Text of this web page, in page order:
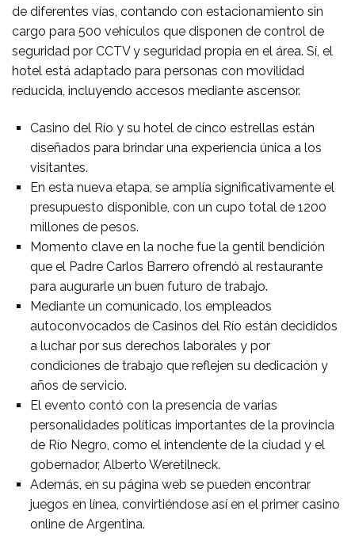
de diferentes vías, contando con estacionamiento sin
cargo para 500 vehículos que disponen de control de
seguridad por CCTV y seguridad propia en el área. Sí, el
hotel está adaptado para personas con movilidad
reducida, incluyendo accesos mediante ascensor.
Casino del Río y su hotel de cinco estrellas están
diseñados para brindar una experiencia única a los
visitantes.
En esta nueva etapa, se amplía significativamente el
presupuesto disponible, con un cupo total de 1200
millones de pesos.
Momento clave en la noche fue la gentil bendición
que el Padre Carlos Barrero ofrendó al restaurante
para augurarle un buen futuro de trabajo.
Mediante un comunicado, los empleados
autoconvocados de Casinos del Río están decididos
a luchar por sus derechos laborales y por
condiciones de trabajo que reflejen su dedicación y
años de servicio.
El evento contó con la presencia de varias
personalidades políticas importantes de la provincia
de Río Negro, como el intendente de la ciudad y el
gobernador, Alberto Weretilneck.
Además, en su página web se pueden encontrar
juegos en línea, convirtiéndose así en el primer casino
online de Argentina.